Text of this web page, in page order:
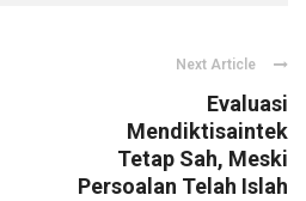
Next Article
Evaluasi
Mendiktisaintek
Tetap Sah, Meski
Persoalan Telah Islah